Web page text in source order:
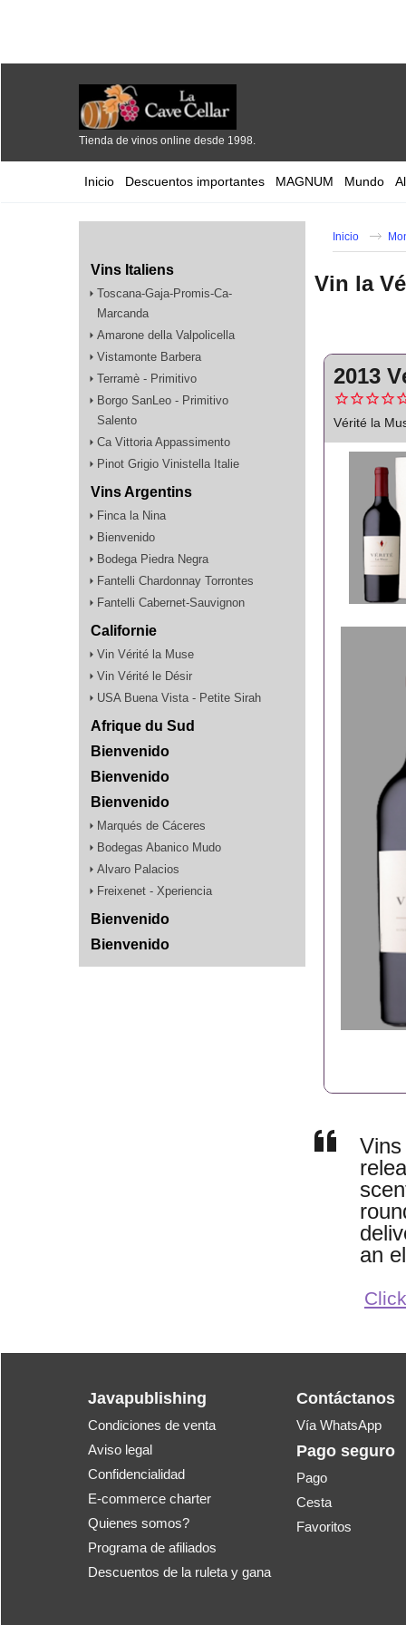
Tienda de vinos online desde 1998.
Inicio Descuentos importantes MAGNUM Mundo
Vins Italiens
Toscana-Gaja-Promis-Ca-
Marcanda
Amarone della Valpolicella
Vistamonte Barbera
Terramè - Primitivo
Borgo SanLeo - Primitivo
Salento
Ca Vittoria Appassimento
Pinot Grigio Vinistella Italie
Vins Argentins
Finca la Nina
Bienvenido
Bodega Piedra Negra
Fantelli Chardonnay Torrontes
Fantelli Cabernet-Sauvignon
Californie
Vin Vérité la Muse
Vin Vérité le Désir
USA Buena Vista - Petite Sirah
Afrique du Sud
Bienvenido
Bienvenido
Bienvenido
Marqués de Cáceres
Bodegas Abanico Mudo
Alvaro Palacios
Freixenet - Xperiencia
Bienvenido
Bienvenido
Inicio
Vin la
2013
Vérité la
an
Javapublishing
Condiciones de venta
Aviso legal
Confidencialidad
E-commerce charter
Quienes somos?
Programa de afiliados
Descuentos de la ruleta y gana
Contáctanos
Vía WhatsApp
Pago seguro
Pago
Cesta
Favoritos